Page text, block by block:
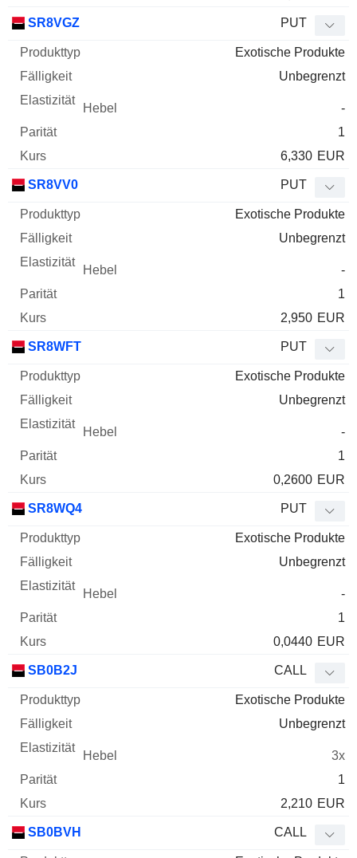
SR8VGZ PUT
Exotische Produkte
Unbegrenzt
-
1
6,330 EUR
SR8VV0 PUT
Exotische Produkte
Unbegrenzt
-
1
2,950 EUR
SR8WFT PUT
Exotische Produkte
Unbegrenzt
-
1
0,2600 EUR
SR8WQ4 PUT
Exotische Produkte
Unbegrenzt
-
1
0,0440 EUR
SB0B2J CALL
Exotische Produkte
Unbegrenzt
3x
1
2,210 EUR
SB0BVH CALL